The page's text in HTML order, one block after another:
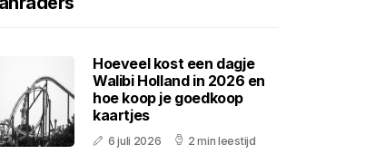
Hoeveel kost een dagje
Walibi Holland in 2026 en
hoe koop je goedkoop
kaartjes
6 juli 2026 2 min leestijd